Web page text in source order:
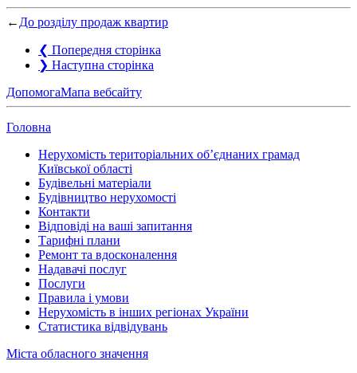
← До розділу продаж квартир
❮ Попередня сторінка
❯ Наступна сторінка
ДопомогаМапа вебсайту
Головна
Нерухомість територіальних об’єднаних грамад
Київської області
Будівельні матеріали
Будівництво нерухомості
Контакти
Відповіді на ваші запитання
Тарифні плани
Ремонт та вдосконалення
Надавачі послуг
Послуги
Правила і умови
Нерухомість в інших регіонах України
Статистика відвідувань
Міста обласного значення